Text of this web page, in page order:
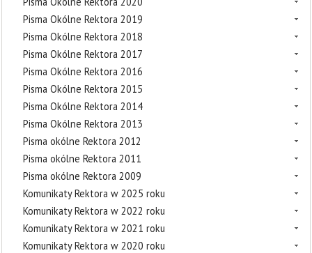
Pisma Okólne Rektora 2019
Pisma Okólne Rektora 2018
Pisma Okólne Rektora 2017
Pisma Okólne Rektora 2016
Pisma Okólne Rektora 2015
Pisma Okólne Rektora 2014
Pisma Okólne Rektora 2013
Pisma okólne Rektora 2012
Pisma okólne Rektora 2011
Pisma okólne Rektora 2009
Komunikaty Rektora w 2025 roku
Komunikaty Rektora w 2022 roku
Komunikaty Rektora w 2021 roku
Komunikaty Rektora w 2020 roku